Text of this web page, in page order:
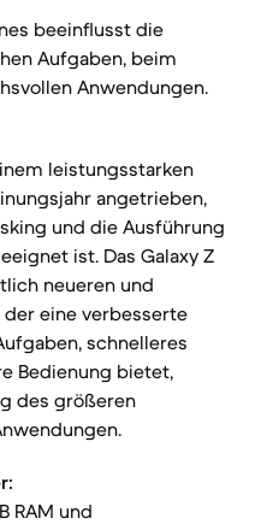
beeinflusst die
Aufgaben, beim
Anwendungen.
leistungsstarken
angetrieben,
und die Ausführung
ist. Das Galaxy Z
neueren und
eine verbesserte
schnelleres
Bedienung bietet,
des größeren
RAM und